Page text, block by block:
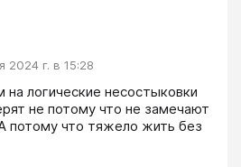
2024 г. в 15:28
логические несостыковки
не потому что не замечают
потому что тяжело жить без